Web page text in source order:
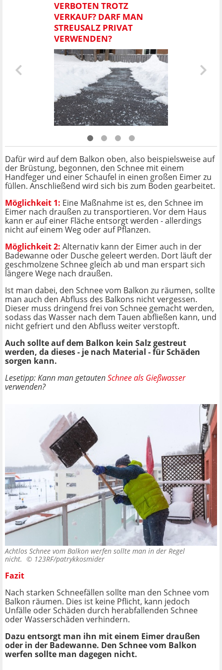
VERBOTEN TROTZ
VERKAUF? DARF MAN
STREUSALZ PRIVAT
VERWENDEN?
Dafür wird auf dem Balkon oben, also beispielsweise auf
der Brüstung, begonnen, den Schnee mit einem
Handfeger und einer Schaufel in einen großen Eimer zu
füllen. Anschließend wird sich bis zum Boden gearbeitet.
Möglichkeit 1: Eine Maßnahme ist es, den Schnee im
Eimer nach draußen zu transportieren. Vor dem Haus
kann er auf einer Fläche entsorgt werden - allerdings
nicht auf einem Weg oder auf Pflanzen.
Möglichkeit 2: Alternativ kann der Eimer auch in der
Badewanne oder Dusche geleert werden. Dort läuft der
geschmolzene Schnee gleich ab und man erspart sich
längere Wege nach draußen.
Ist man dabei, den Schnee vom Balkon zu räumen, sollte
man auch den Abfluss des Balkons nicht vergessen.
Dieser muss dringend frei von Schnee gemacht werden,
sodass das Wasser nach dem Tauen abfließen kann, und
nicht gefriert und den Abfluss weiter verstopft.
Auch sollte auf dem Balkon kein Salz gestreut
werden, da dieses - je nach Material - für Schäden
sorgen kann.
Lesetipp: Kann man getautenSchnee als Gießwasser
verwenden?
Achtlos Schnee vom Balkon werfen sollte man in der Regel
nicht. © 123RF/patrykkosmider
Fazit
Nach starken Schneefällen sollte man den Schnee vom
Balkon räumen. Dies ist keine Pflicht, kann jedoch
Unfälle oder Schäden durch herabfallenden Schnee
oder Wasserschäden verhindern.
Dazu entsorgt man ihn mit einem Eimer draußen
oder in der Badewanne. Den Schnee vom Balkon
werfen sollte man dagegen nicht.